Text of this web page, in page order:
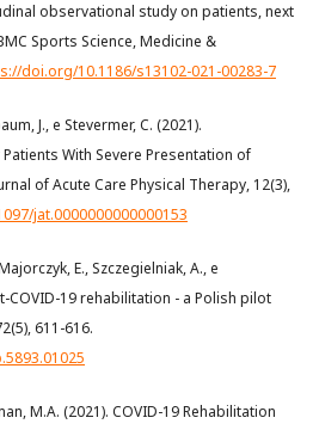
observational study on patients, next
Sports Science, Medicine &
doi.org/10.1186/s13102-021-00283-7
J., e Stevermer, C. (2021).
With Severe Presentation of
of Acute Care Physical Therapy, 12(3),
jat.0000000000000153
E., Szczegielniak, A., e
COVID-19 rehabilitation - a Polish pilot
611-616.
M.A. (2021). COVID-19 Rehabilitation